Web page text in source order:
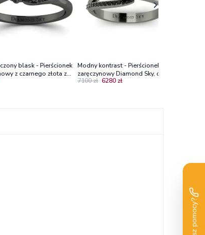
blask - Pierścionek
z czarnego złota z
diamentami - Diamond
Modny kontrast - Pierścionek
zaręczynowy Diamond Sky, czarne
złoto, czarne brylanty
7100 zł 6280 zł